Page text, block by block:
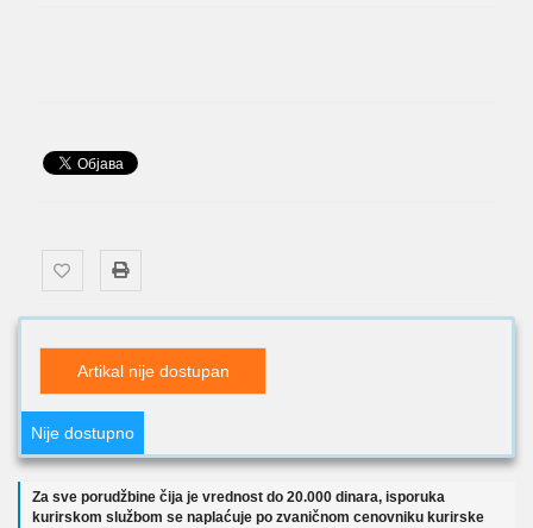
Artikal nije dostupan
Nije dostupno
Za sve porudžbine čija je vrednost do 20.000 dinara, isporuka
kurirskom službom se naplaćuje po zvaničnom cenovniku kurirske